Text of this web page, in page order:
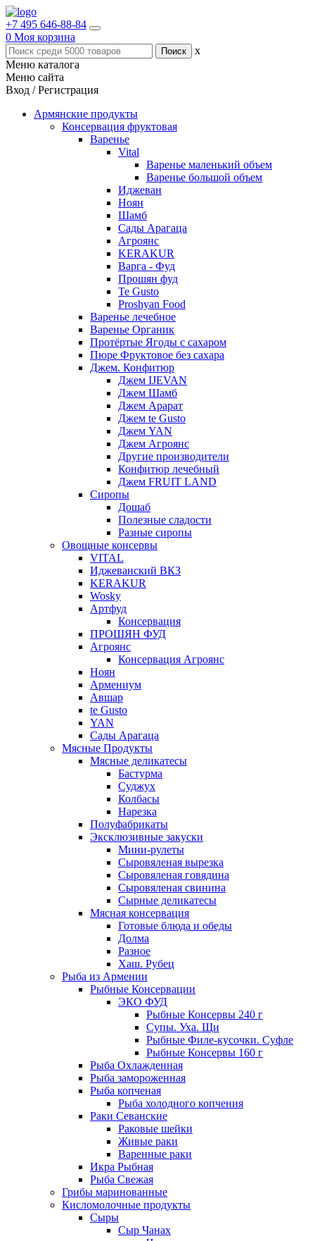
+7 495 646-88-84
0 Моя корзина
x
Меню каталога
Меню сайта
Вход / Регистрация
Армянские продукты
Консервация фруктовая
Варенье
Vital
Варенье маленький объем
Варенье большой объем
Иджеван
Ноян
Шамб
Сады Арагаца
Агроянс
KERAKUR
Варга - Фуд
Прошян фуд
Te Gusto
Proshyan Food
Варенье лечебное
Варенье Органик
Протёртые Ягоды с сахаром
Пюре Фруктовое без сахара
Джем. Конфитюр
Джем IJEVAN
Джем Шамб
Джем Арарат
Джем te Gusto
Джем YAN
Джем Агроянс
Другие производители
Конфитюр лечебный
Джем FRUIT LAND
Сиропы
Дошаб
Полезные сладости
Разные сиропы
Овощные консервы
VITAL
Иджеванский ВКЗ
KERAKUR
Wosky
Артфуд
Консервация
ПРОШЯН ФУД
Агроянс
Консервация Агроянс
Ноян
Армениум
Авшар
te Gusto
YAN
Сады Арагаца
Мясные Продукты
Мясные деликатесы
Бастурма
Суджух
Колбасы
Нарезка
Полуфабрикаты
Эксклюзивные закуски
Мини-рулеты
Сыровяленая вырезка
Сыровяленая говядина
Сыровяленая свинина
Сырные деликатесы
Мясная консервация
Готовые блюда и обеды
Долма
Разное
Хаш. Рубец
Рыба из Армении
Рыбные Консервации
ЭКО ФУД
Рыбные Консервы 240 г
Супы. Уха. Щи
Рыбные Филе-кусочки. Суфле
Рыбные Консервы 160 г
Рыба Охлажденная
Рыба замороженная
Рыба копченая
Рыба холодного копчения
Раки Севанские
Раковые шейки
Живые раки
Варенные раки
Икра Рыбная
Рыба Свежая
Грибы маринованные
Кисломолочные продукты
Сыры
Сыр Чанах